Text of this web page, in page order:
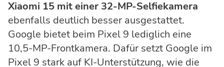
Xiaomi 15 mit einer 32-MP-Selfiekamera
ebenfalls deutlich besser ausgestattet.
Google bietet beim Pixel 9 lediglich eine
10,5-MP-Frontkamera. Dafür setzt Google im
Pixel 9 stark auf KI-Unterstützung, wie die